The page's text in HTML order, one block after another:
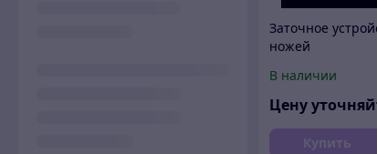
Заточное
ножей
стержни
В наличии
Цену
Купить